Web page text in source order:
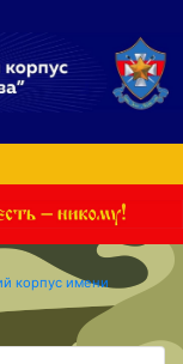
корпус имени